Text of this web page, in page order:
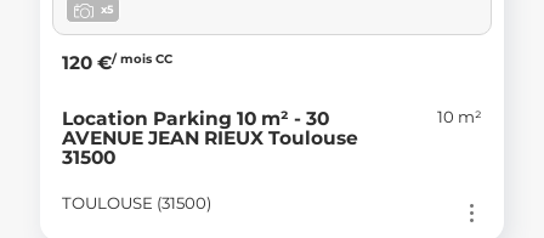
x5
120 €/ mois CC
Location Parking 10 m² - 30
AVENUE JEAN RIEUX Toulouse
31500
10 m²
TOULOUSE (31500)